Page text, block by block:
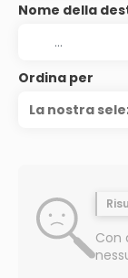
Nome della
Ordina per
La nostra
Con